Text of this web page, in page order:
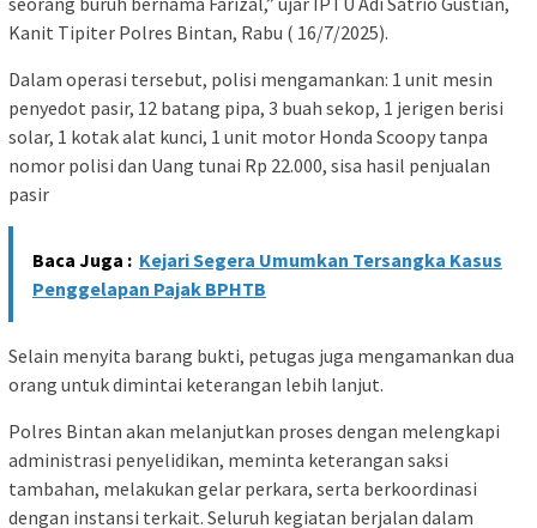
Kanit Tipiter Polres Bintan, Rabu ( 16/7/2025).
Dalam operasi tersebut, polisi mengamankan: 1 unit mesin
penyedot pasir, 12 batang pipa, 3 buah sekop, 1 jerigen berisi
solar, 1 kotak alat kunci, 1 unit motor Honda Scoopy tanpa
nomor polisi dan Uang tunai Rp 22.000, sisa hasil penjualan
pasir
Baca Juga : Kejari Segera Umumkan Tersangka Kasus
Penggelapan Pajak BPHTB
Selain menyita barang bukti, petugas juga mengamankan dua
orang untuk dimintai keterangan lebih lanjut.
Polres Bintan akan melanjutkan proses dengan melengkapi
administrasi penyelidikan, meminta keterangan saksi
tambahan, melakukan gelar perkara, serta berkoordinasi
dengan instansi terkait. Seluruh kegiatan berjalan dalam